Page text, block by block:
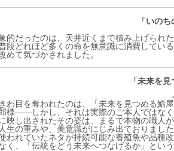
「いの
的だったのは、天井近くまで積み上げら
段どれほど多くの命を無意識に消費してい
めて気づかされました。
「未来を
わ目を奪われたのは、「未来を見つめる
様――しかし、それは実際のご本人ではな
映し出されたその姿は、まるで本物の職人
生の重みや、美意識がにじみ出ておりまし
われていたネタが持続可能な養殖魚や品
く、「伝統をどう未来へつなげるか」とい